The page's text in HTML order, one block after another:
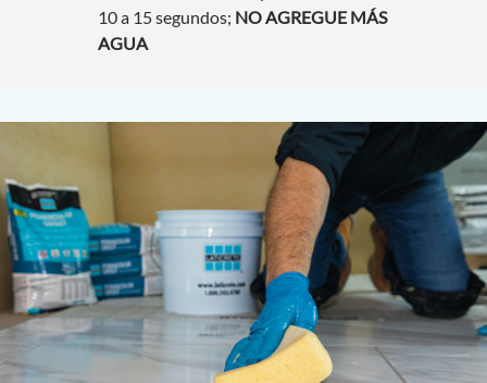
10 a 15 segundos; NO AGREGUE MÁS
AGUA